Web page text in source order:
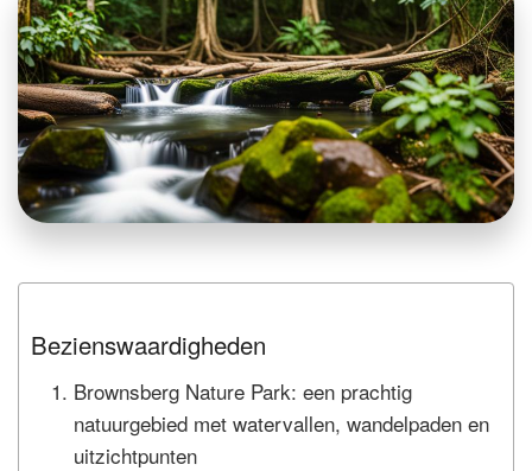
Bezienswaardigheden
Brownsberg Nature Park: een prachtig
natuurgebied met watervallen, wandelpaden en
uitzichtpunten